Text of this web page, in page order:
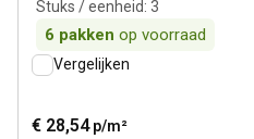
Stuks / eenheid: 3
6 pakken op voorraad
Vergelijken
€ 28,54 p/m²